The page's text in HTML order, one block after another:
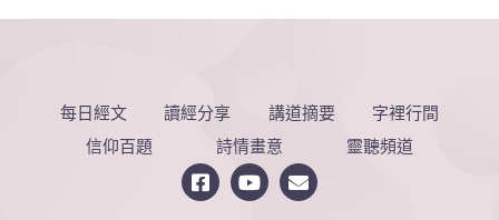
每日經文 讀經分享 講道摘要
字裡行間
信仰百題
詩情畫意 靈聽頻道